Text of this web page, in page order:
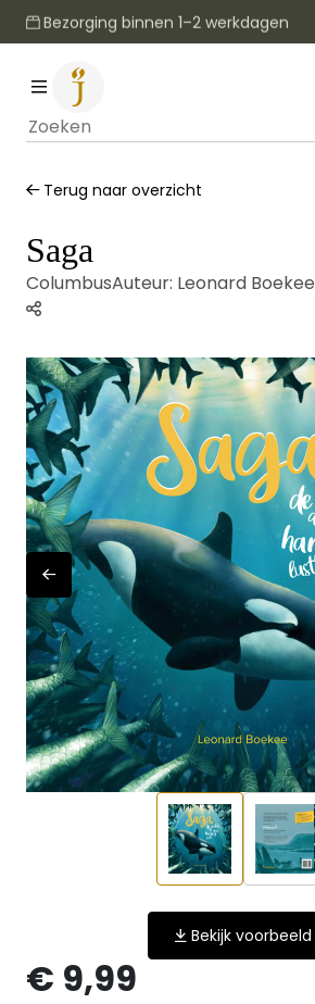
Bezorging binnen 1–2 werkdagen
Terug naar overzicht
Saga
ColumbusAuteur: Leonard Boekee
Bekijk voorbeeld
€ 9,99